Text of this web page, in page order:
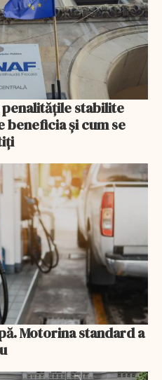
penalitățile stabilite
beneficia și cum se
Motorina standard a